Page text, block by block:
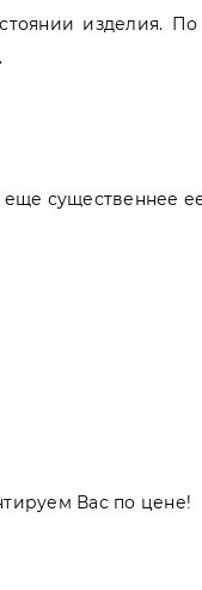
изделия. По
существеннее
Вас по цене!